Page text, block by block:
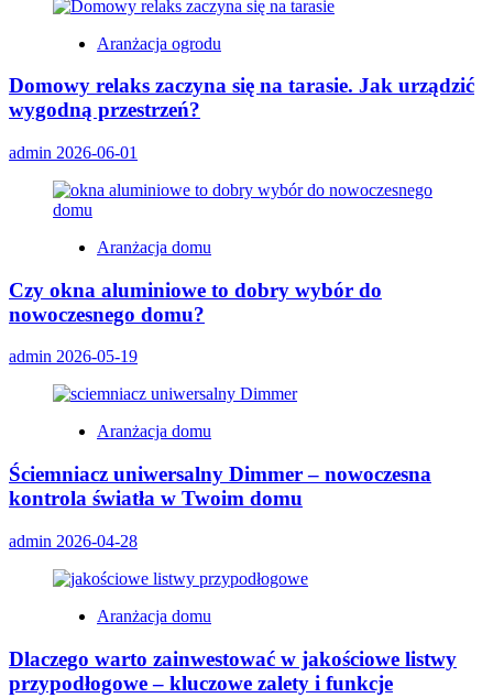
Aranżacja ogrodu
Domowy relaks zaczyna się na tarasie. Jak urządzić
wygodną przestrzeń?
admin 2026-06-01
Aranżacja domu
Czy okna aluminiowe to dobry wybór do
nowoczesnego domu?
admin 2026-05-19
Aranżacja domu
Ściemniacz uniwersalny Dimmer – nowoczesna
kontrola światła w Twoim domu
admin 2026-04-28
Aranżacja domu
Dlaczego warto zainwestować w jakościowe listwy
przypodłogowe – kluczowe zalety i funkcje